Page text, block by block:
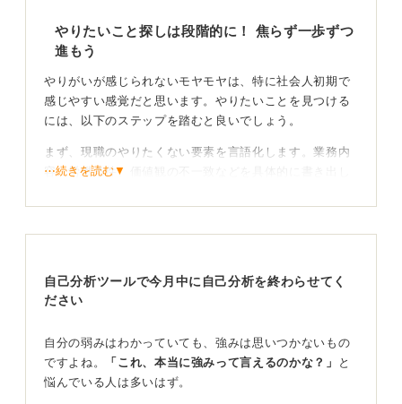
やりたいこと探しは段階的に！ 焦らず一歩ずつ
進もう
やりがいが感じられないモヤモヤは、特に社会人初期で
感じやすい感覚だと思います。やりたいことを見つける
には、以下のステップを踏むと良いでしょう。
まず、現職のやりたくない要素を言語化します。業務内
容、労働条件、価値観の不一致などを具体的に書き出し
どで、まずは20件を目標にリストアップしてみましょ
う。
かけ、具体的な仕事のイメージまで持っていけると理想
的です。
⋯続きを読む▼
自己分析ツールで今月中に自己分析を終わらせてく
ださい
自分の弱みはわかっていても、強みは思いつかないもの
ですよね。
「これ、本当に強みって言えるのかな？」
と
悩んでいる人は多いはず。